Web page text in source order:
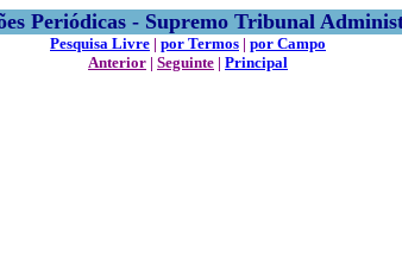
Periódicas - Supremo Tribunal
Pesquisa Livre | por Termos | por Campo
Anterior | Seguinte | Principal